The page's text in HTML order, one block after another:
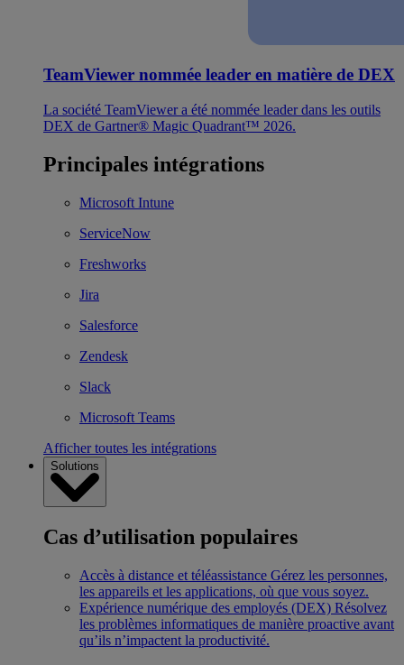
TeamViewer nommée leader en matière de DEX
La société TeamViewer a été nommée leader dans les outils
DEX de Gartner® Magic Quadrant™ 2026.
Principales intégrations
Microsoft Intune
ServiceNow
Freshworks
Jira
Salesforce
Zendesk
Slack
Microsoft Teams
Afficher toutes les intégrations
Solutions
Cas d’utilisation populaires
Accès à distance et téléassistance Gérez les personnes,
les appareils et les applications, où que vous soyez.
Expérience numérique des employés (DEX) Résolvez
les problèmes informatiques de manière proactive avant
qu’ils n’impactent la productivité.